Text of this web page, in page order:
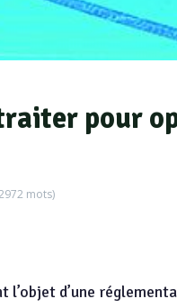
pour
mots)
l’objet d’une